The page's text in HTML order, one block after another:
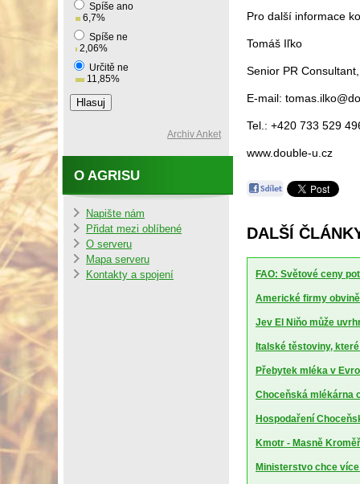
Pro další informace
Tomáš Iľko
Senior PR
E-mail:
Tel.: +420 733 529
www.double-u.cz
DALŠÍ
FAO: Světové ceny
Americké firmy
Jev El Niňo může
Italské těstoviny,
Přebytek mléka v
Choceňská mlékárna
Hospodaření
Kmotr - Masně
Ministerstvo chce
Spíše ano
6,7%
Spíše ne
2,06%
Určitě ne
11,85%
Archiv Anket
O AGRISU
Napište nám
Přidat mezi oblíbené
O serveru
Mapa serveru
Kontakty a spojení